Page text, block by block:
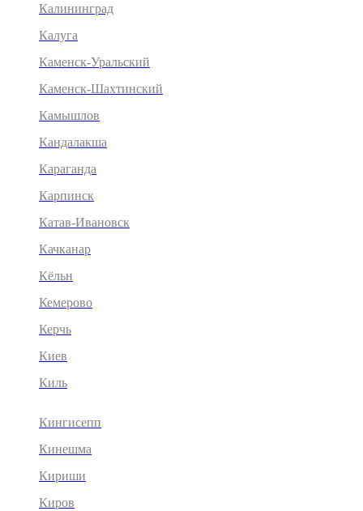
Калининград
Калуга
Каменск-Уральский
Каменск-Шахтинский
Камышлов
Кандалакша
Караганда
Карпинск
Катав-Ивановск
Качканар
Кёльн
Кемерово
Керчь
Киев
Киль
Кингисепп
Кинешма
Кириши
Киров